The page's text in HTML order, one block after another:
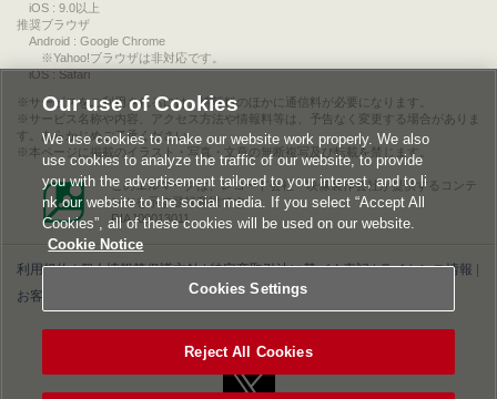
iOS : 9.0以上
推奨ブラウザ
Android : Google Chrome
※Yahoo!ブラウザは非対応です。
iOS : Safari
サービスをご利用されるには、情報料のほかに通信料が必要になります。
サービス名称や内容、アクセス方法や情報料等は、予告なく変更する場合がありま
す。あらかじめご了承ください。
本ページに掲載のイラスト・写真・文章の無断複写及び転載を禁じます。
このエルマークは、レコード会社・映像製作会社が提供するコンテ
ンツを示す登録商標です。
RIAJ00013011
利用規約|個人情報等保護方針|特定商取引法に基づく表記|ライセンス情報
お客様情報の外部送信について|Cookies Settings
Our use of Cookies
We use cookies to make our website work properly. We also
use cookies to analyze the traffic of our website, to provide
you with the advertisement tailored to your interest, and to li
nk our website to the social media. If you select “Accept All
Cookies”, all of these cookies will be used on our website.
Cookie Notice
Cookies Settings
Reject All Cookies